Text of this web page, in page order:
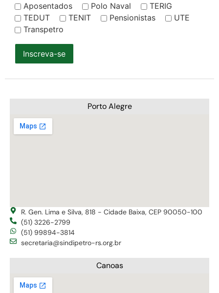
Aposentados
Polo Naval
TERIG
TEDUT
TENIT Pensionistas
UTE
Transpetro
Inscreva-se
Porto Alegre
R. Gen. Lima e Silva, 818 - Cidade Baixa, CEP 90050-100
(51) 3226-2799
(51) 99894-3814
secretaria@sindipetro-rs.org.br
Canoas